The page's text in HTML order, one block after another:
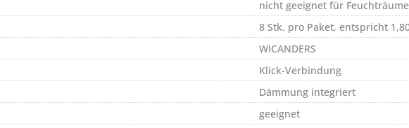
nicht geeignet für Feuchträume
8 Stk. pro Paket, entspricht
WICANDERS
Klick-Verbindung
Dämmung integriert
geeignet